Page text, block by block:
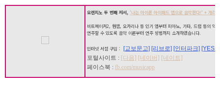
오렌지노 두 번째 저서, '나는 아이폰 아이패드 앱으로 음악한다!' + 개러
비트메이커2, 썸잼, 오카리나 등 인기 앱부터 피아노, 기타, 드럼 등의 악
연주할 수 있도록 음악 이론부터 연주 방법까지 소개하였습니다.
인터넷 서점 구입 : [교보문고] [리브로] [인터파크]
포털사이트 : [다음] [네이버] [네이트]
페이스북 : fb.com/musicapp